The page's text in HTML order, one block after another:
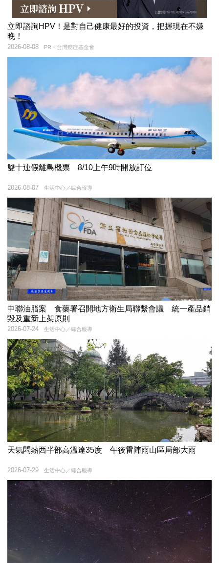
立即諮詢HPV！是對自己健康最好的投資，把握現在不嫌
晚！
PR・台灣癌症基金會
2026-08-08
雙十連假離島機票 8/10上午9時開放訂位
生活中心／綜合報導
2026-08-07
中聯油脂案 食藥署召開地方衛生局聯繫會議 統一產品銷
毀及重新上架原則
生活中心／綜合報導
2026-07-24
天氣悶熱西半部高溫達35度 午後雷陣雨山區局部大雨
生活中心／綜合報導
2026-07-29